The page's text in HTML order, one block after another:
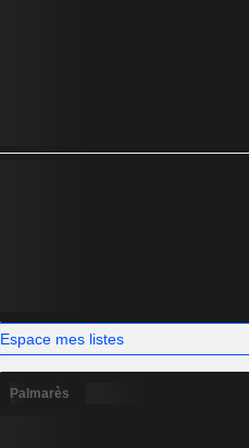
Espace mes listes
Palmarès